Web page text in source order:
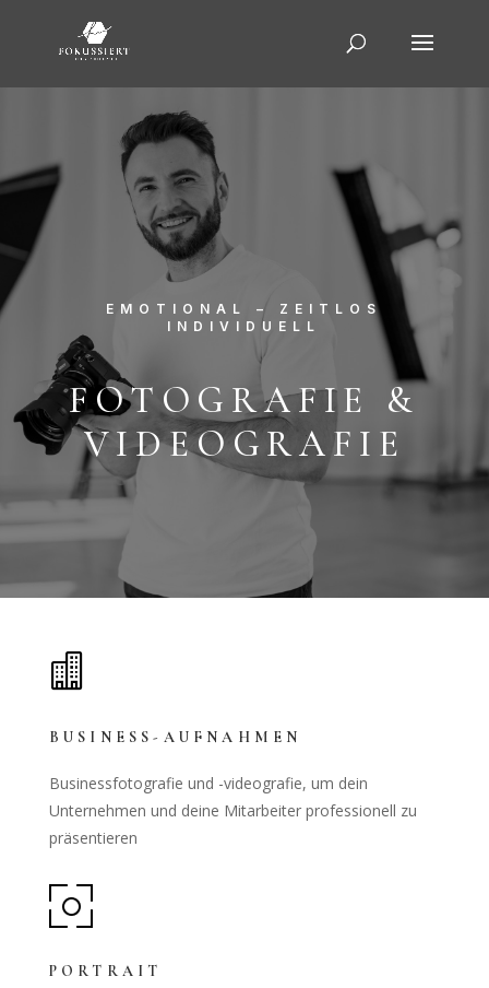
EMOTIONAL – ZEITLOS
INDIVIDUELL
FOTOGRAFIE &
VIDEOGRAFIE

BUSINESS-AUFNAHMEN
Businessfotografie und -videografie, um dein
Unternehmen und deine Mitarbeiter professionell zu
präsentieren
PORTRAIT